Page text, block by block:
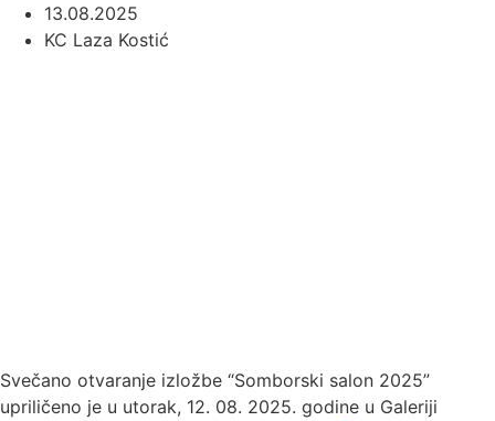
13.08.2025
KC Laza Kostić
Svečano otvaranje izložbe “Somborski salon 2025”
upriličeno je u utorak, 12. 08. 2025. godine u Galeriji